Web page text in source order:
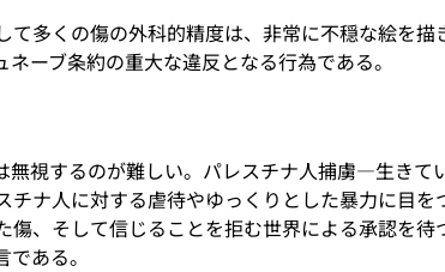
多くの傷の外科的精度は、非常に不穏な絵を
ーブ条約の重大な違反となる行為である。
視するのが難しい。パレスチナ人捕虜—生き
ナ人に対する虐待やゆっくりとした暴力に目
、そして信じることを拒む世界による承認を
ある。